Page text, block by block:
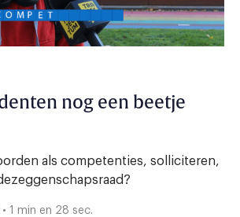
nog een beetje
als competenties, solliciteren,
1 min en 28 sec.